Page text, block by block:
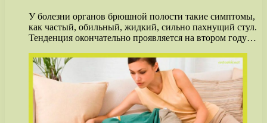
У болезни органов брюшной полости такие симптомы,
как частый, обильный, жидкий, сильно пахнущий стул.
Тенденция окончательно проявляется на втором году…